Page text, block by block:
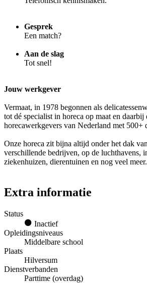
Gesprek
Een match?
Aan de slag
Tot snel!
Jouw werkgever
Vermaat, in 1978 begonnen als
tot dé specialist in horeca op maat en daarbij
horecawerkgevers van Nederland met 500+
Onze horeca zit bijna altijd onder het dak
verschillende bedrijven, op de luchthavens,
ziekenhuizen, dierentuinen en nog veel meer.
Extra informatie
Status
Inactief
Opleidingsniveaus
Middelbare school
Plaats
Hilversum
Dienstverbanden
Parttime (overdag)